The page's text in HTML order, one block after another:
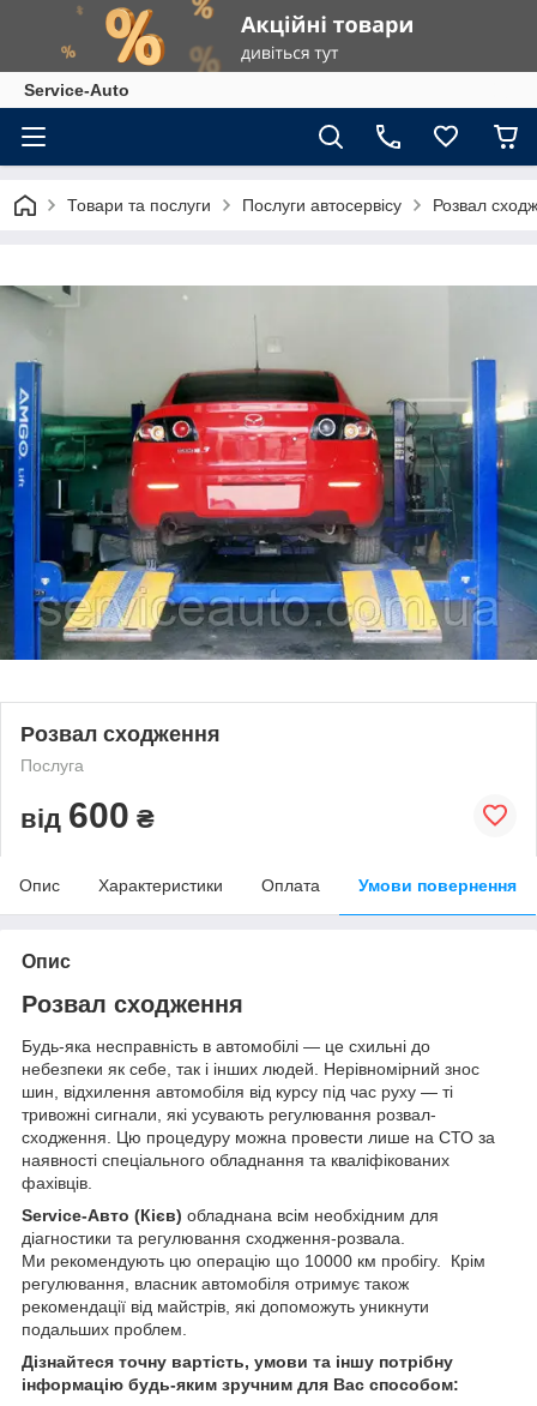
Service-Auto
Товари та послуги Послуги автосервісу Розвал
Розвал сходження
Послуга
від 600 ₴
Опис Характеристики Оплата Умови повернення
Опис
Розвал сходження
Будь-яка несправність в автомобілі — це схильні до
небезпеки як себе, так і інших людей. Нерівномірний знос
шин, відхилення автомобіля від курсу під час руху — ті
тривожні сигнали, які усувають регулювання розвал-
сходження. Цю процедуру можна провести лише на СТО за
наявності спеціального обладнання та кваліфікованих
фахівців.
Service-Авто (Кієв) обладнана всім необхідним для
діагностики та регулювання сходження-розвала.
Ми рекомендують цю операцію що 10000 км пробігу. Крім
регулювання, власник автомобіля отримує також
рекомендації від майстрів, які допоможуть уникнути
подальших проблем.
Дізнайтеся точну вартість, умови та іншу потрібну
інформацію будь-яким зручним для Вас способом: